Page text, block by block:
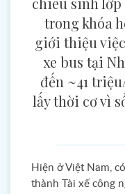
trong khóa
giới thiệu
xe bus tại
đến ~41
lấy thời cơ vì
Hiện ở Việt Nam,
thành Tài xế công